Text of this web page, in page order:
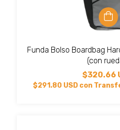
Funda Bolso Boardbag
(con
$320.66
$291.80 USD con